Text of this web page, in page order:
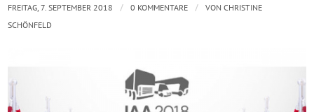
FREITAG, 7. SEPTEMBER 2018 / 0 KOMMENTARE / VONCHRISTINE
SCHÖNFELD